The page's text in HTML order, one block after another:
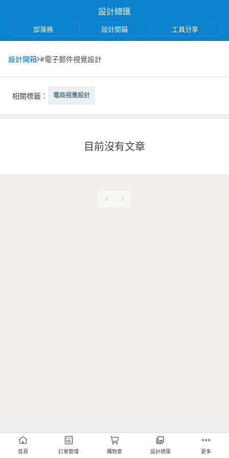
設計總匯
部落格 設計開箱 工具分享
設計開箱 #電子郵件視覺設計
相關標籤： 電商視覺設計
目前沒有文章
首頁 訂單管理 購物車 設計總匯 更多